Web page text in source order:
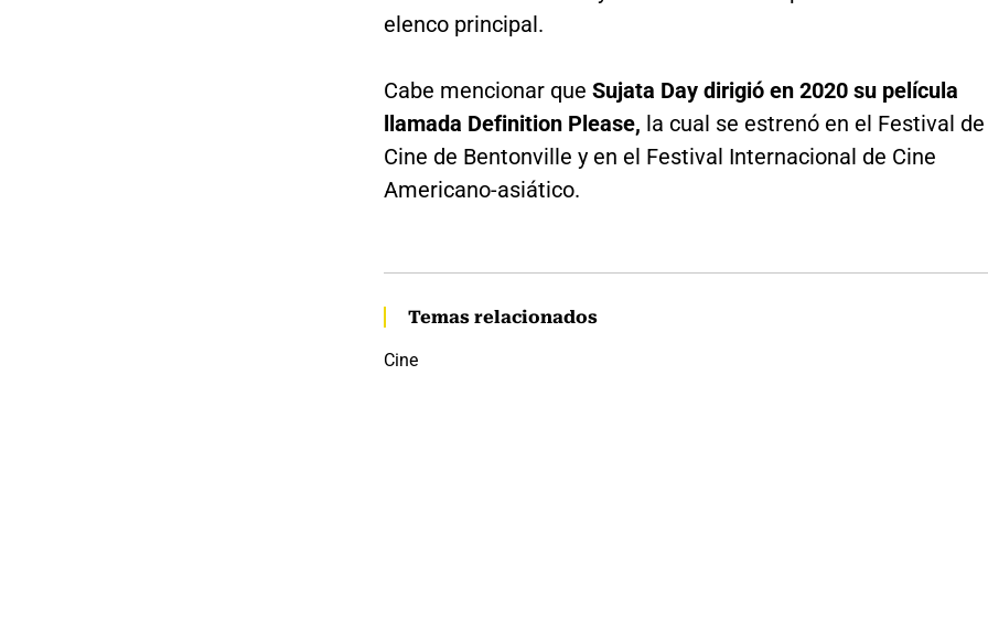
elenco principal.
Cabe mencionar que Sujata Day dirigió en 2020 su película
llamada Definition Please, la cual se estrenó en el Festival de
Cine de Bentonville y en el Festival Internacional de Cine
Americano-asiático.
Temas relacionados
Cine